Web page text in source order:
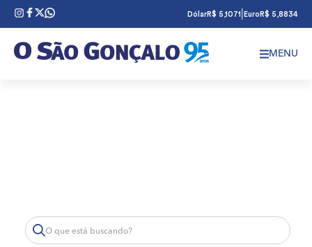
DólarR$ 5,1071 Euro R$ 5,8834
MENU